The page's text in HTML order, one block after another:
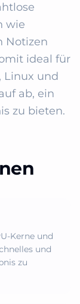
wie
Notizen
ideal für
Linux und
ab, ein
zu bieten.
Kerne und
und
zu